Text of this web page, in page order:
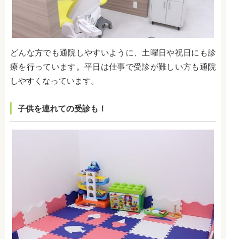
どんな方でも通院しやすいように、土曜日や祝日にも診
療を行っています。平日は仕事で受診が難しい方も通院
しやすくなっています。
子供を連れての受診も！